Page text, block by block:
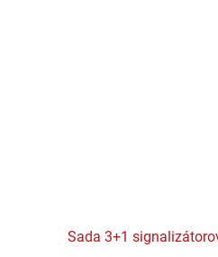
Sada 3+1